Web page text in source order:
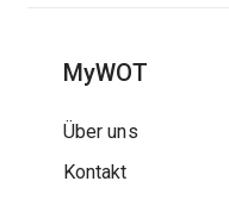
MyWOT
Über uns
Kontakt